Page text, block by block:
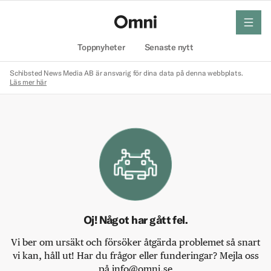
Toppnyheter Senaste nytt
meny
Schibsted News Media AB är ansvarig för dina data på denna webbplats.
Läs mer här
Oj! Något har gått fel.
Vi ber om ursäkt och försöker åtgärda problemet så snart
vi kan, håll ut! Har du frågor eller funderingar? Mejla oss